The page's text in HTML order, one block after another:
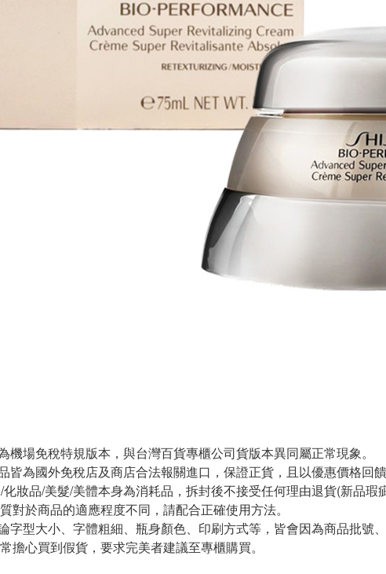
機場免稅特規版本，與台灣百貨專櫃公司貨版本異同屬正常現象。
皆為國外免稅店及商店合法報關進口，保證正貨，且以優惠價格回饋
妝品/美髮/美體本身為消耗品，拆封後不接受任何理由退貨(新品瑕
對於商品的適應程度不同，請配合正確使用方法。
字型大小、字體粗細、瓶身顏色、印刷方式等，皆會因為商品批號
擔心買到假貨，要求完美者建議至專櫃購買。